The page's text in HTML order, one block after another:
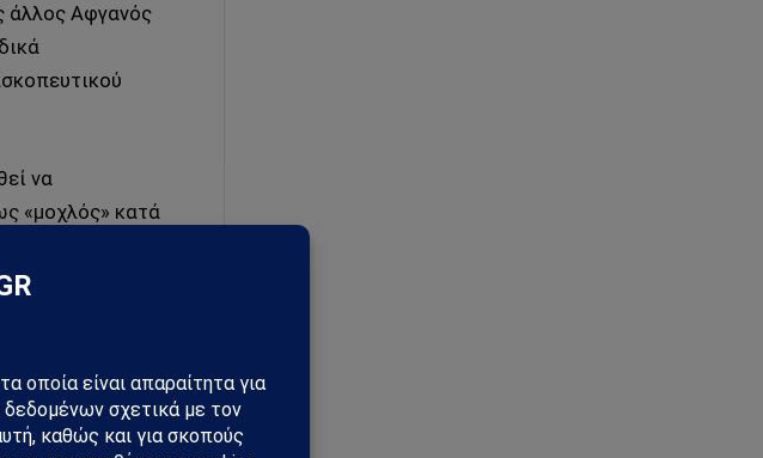
άλλος Αφγανός
να
«μοχλός» κατά
τον
είναι καιρός να
να προχωρήσουμε
την ασφάλεια